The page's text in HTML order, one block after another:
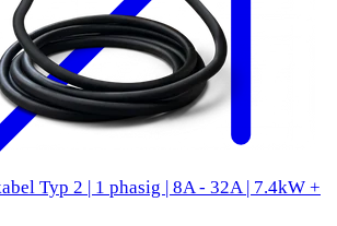
Typ 2 | 1 phasig | 8A - 32A | 7.4kW +